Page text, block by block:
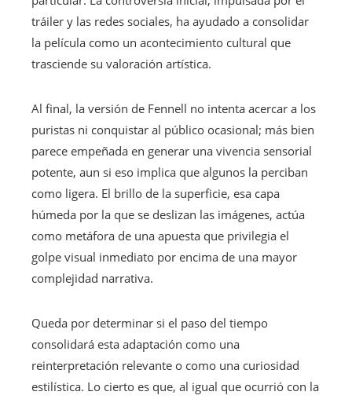
tráiler y las redes sociales, ha ayudado a consolidar
la película como un acontecimiento cultural que
trasciende su valoración artística.
Al final, la versión de Fennell no intenta acercar a los
puristas ni conquistar al público ocasional; más bien
parece empeñada en generar una vivencia sensorial
potente, aun si eso implica que algunos la perciban
como ligera. El brillo de la superficie, esa capa
húmeda por la que se deslizan las imágenes, actúa
como metáfora de una apuesta que privilegia el
golpe visual inmediato por encima de una mayor
complejidad narrativa.
Queda por determinar si el paso del tiempo
consolidará esta adaptación como una
reinterpretación relevante o como una curiosidad
estilística. Lo cierto es que, al igual que ocurrió con la